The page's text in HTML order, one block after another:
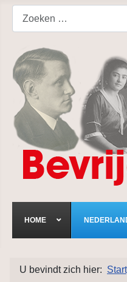
HOME
U bevindt zich hier: